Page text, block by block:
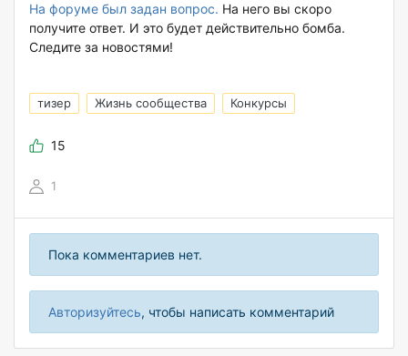
На форуме был задан вопрос. На него вы скоро
получите ответ. И это будет действительно бомба.
Следите за новостями!
тизер Жизнь сообщества Конкурсы
15
1
Пока комментариев нет.
Авторизуйтесь, чтобы написать комментарий